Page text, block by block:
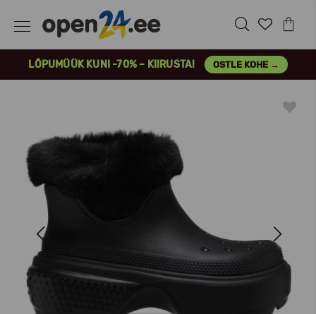
LÕPUMÜÜK KUNI -70% – KIIRUSTA! OSTLE KOHE →
Next